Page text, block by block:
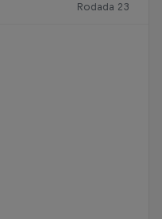
Rodada 23